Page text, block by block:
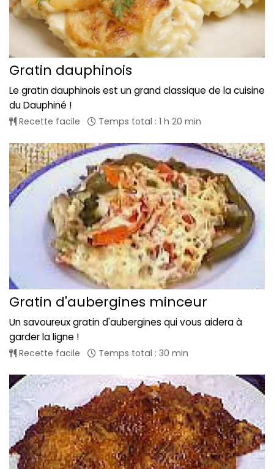
Gratin dauphinois
Le gratin dauphinois est un grand classique de la cuisine
du Dauphiné !
Recette facile Temps total : 1 h 20 min
Gratin d'aubergines minceur
Un savoureux gratin d'aubergines qui vous aidera à
garder la ligne !
Recette facile Temps total : 30 min